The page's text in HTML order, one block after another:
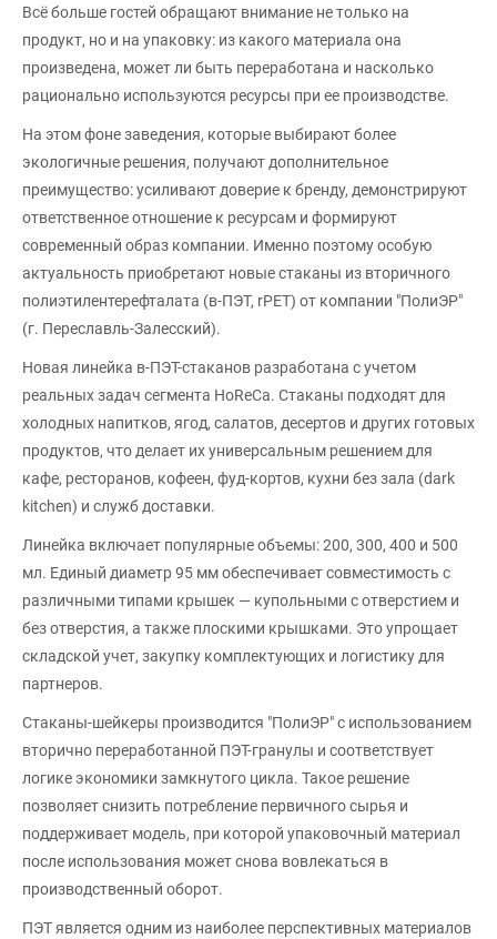
Всё больше гостей обращают внимание не только на
продукт, но и на упаковку: из какого материала она
произведена, может ли быть переработана и насколько
рационально используются ресурсы при ее производстве.
На этом фоне заведения, которые выбирают более
экологичные решения, получают дополнительное
преимущество: усиливают доверие к бренду, демонстрируют
ответственное отношение к ресурсам и формируют
современный образ компании. Именно поэтому особую
актуальность приобретают новые стаканы из вторичного
полиэтилентерефталата (в-ПЭТ, rPET) от компании "ПолиЭР"
(г. Переславль-Залесский).
Новая линейка в-ПЭТ-стаканов разработана с учетом
реальных задач сегмента HoReCa. Стаканы подходят для
холодных напитков, ягод, салатов, десертов и других готовых
продуктов, что делает их универсальным решением для
кафе, ресторанов, кофеен, фуд-кортов, кухни без зала (dark
kitchen) и служб доставки.
Линейка включает популярные объемы: 200, 300, 400 и 500
мл. Единый диаметр 95 мм обеспечивает совместимость с
различными типами крышек — купольными с отверстием и
без отверстия, а также плоскими крышками. Это упрощает
складской учет, закупку комплектующих и логистику для
партнеров.
Стаканы-шейкеры производится "ПолиЭР" с использованием
вторично переработанной ПЭТ-гранулы и соответствует
логике экономики замкнутого цикла. Такое решение
позволяет снизить потребление первичного сырья и
поддерживает модель, при которой упаковочный материал
после использования может снова вовлекаться в
производственный оборот.
ПЭТ является одним из наиболее перспективных материалов